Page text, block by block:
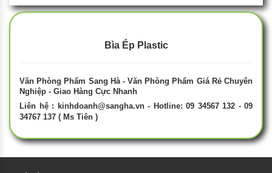
Bìa Ép Plastic
Văn Phòng Phẩm Sang Hà - Văn Phòng Phẩm Giá Rẻ Chuyên
Nghiệp - Giao Hàng Cực Nhanh
Liên hệ : kinhdoanh@sangha.vn- Hotline: 09 34567 132 - 09
34767 137 ( Ms Tiên )